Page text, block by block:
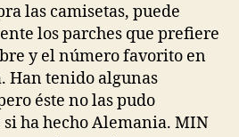
las camisetas, puede
los parches que prefiere
y el número favorito en
Han tenido algunas
éste no las pudo
si ha hecho Alemania. MIN